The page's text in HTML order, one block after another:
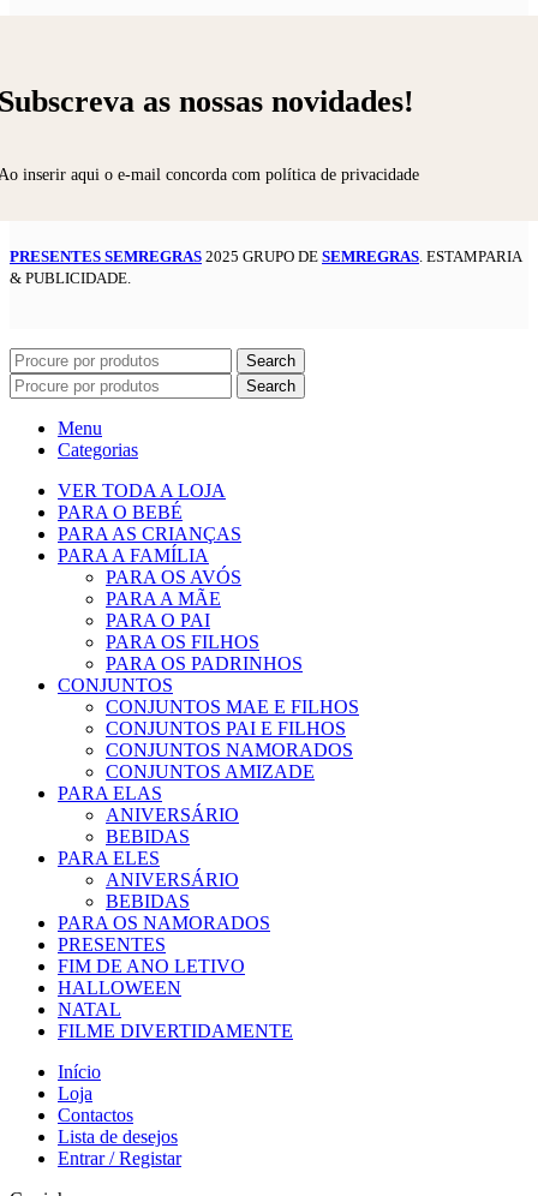
as nossas novidades!
inserir aqui o e-mail concorda com política de privacidade
PRESENTES SEMREGRAS 2025 GRUPO DE SEMREGRAS . ESTAMPARIA
& PUBLICIDADE.
Search
Search
Menu
Categorias
VER TODA A LOJA
PARA O BEBÉ
PARA AS CRIANÇAS
PARA A FAMÍLIA
PARA OS AVÓS
PARA A MÃE
PARA O PAI
PARA OS FILHOS
PARA OS PADRINHOS
CONJUNTOS
CONJUNTOS MAE E FILHOS
CONJUNTOS PAI E FILHOS
CONJUNTOS NAMORADOS
CONJUNTOS AMIZADE
PARA ELAS
ANIVERSÁRIO
BEBIDAS
PARA ELES
ANIVERSÁRIO
BEBIDAS
PARA OS NAMORADOS
PRESENTES
FIM DE ANO LETIVO
HALLOWEEN
NATAL
FILME DIVERTIDAMENTE
Início
Loja
Contactos
Lista de desejos
Entrar / Registar